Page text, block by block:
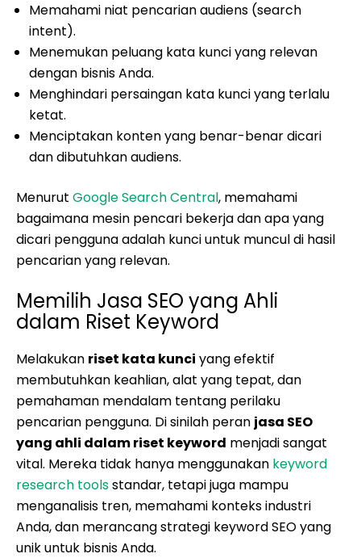
Memahami niat pencarian audiens (search
intent).
Menemukan peluang kata kunci yang relevan
dengan bisnis Anda.
Menghindari persaingan kata kunci yang terlalu
ketat.
Menciptakan konten yang benar-benar dicari
dan dibutuhkan audiens.
Menurut Google Search Central, memahami
bagaimana mesin pencari bekerja dan apa yang
dicari pengguna adalah kunci untuk muncul di hasil
pencarian yang relevan.
Memilih Jasa SEO yang Ahli
dalam Riset Keyword
Melakukan riset kata kunci yang efektif
membutuhkan keahlian, alat yang tepat, dan
pemahaman mendalam tentang perilaku
pencarian pengguna. Di sinilah peran jasa SEO
yang ahli dalam riset keyword menjadi sangat
vital. Mereka tidak hanya menggunakan keyword
research toolsstandar, tetapi juga mampu
menganalisis tren, memahami konteks industri
Anda, dan merancang strategi keyword SEO yang
unik untuk bisnis Anda.